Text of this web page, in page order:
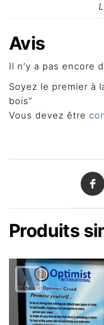
Avis
Il n’y a pas encore
Soyez le premier à
bois”
Vous devez être
Produits